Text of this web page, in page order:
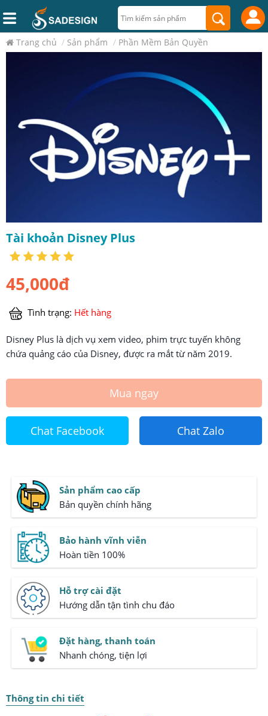
Trang chủ / Sản phẩm / Phần Mềm Bản Quyền
Tài khoản Disney Plus
45,000đ
Tình trạng: Hết hàng
Disney Plus là dịch vụ xem video, phim trực tuyến không
chứa quảng cáo của Disney, được ra mắt từ năm 2019.
Mua ngay
Chat Facebook Chat Zalo
Sản phẩm cao cấp
Bản quyền chính hãng
Bảo hành vĩnh viễn
Hoàn tiền 100%
Hỗ trợ cài đặt
Hướng dẫn tận tình chu đáo
Đặt hàng, thanh toán
Nhanh chóng, tiện lợi
Thông tin chi tiết